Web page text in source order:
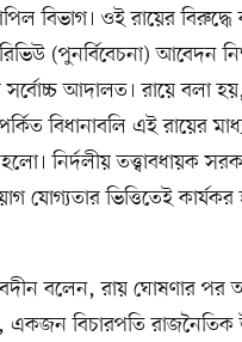
বিভাগ। ওই রায়ের
(পুনর্বিবেচনা) আবেদন
আদালত। রায়ে বলা হয়,
বিধানাবলি এই রায়ের
নির্দলীয় তত্ত্বাবধায়ক
যোগ্যতার ভিত্তিতেই
বলেন, রায় ঘোষণার পর
একজন বিচারপতি রাজনৈতিক